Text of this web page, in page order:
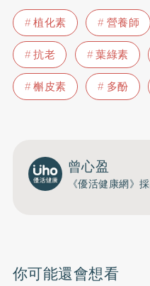
植化素 營養師
抗老
葉綠素
槲皮素
多酚
曾心盈
《優活健康網》
你可能還會想看